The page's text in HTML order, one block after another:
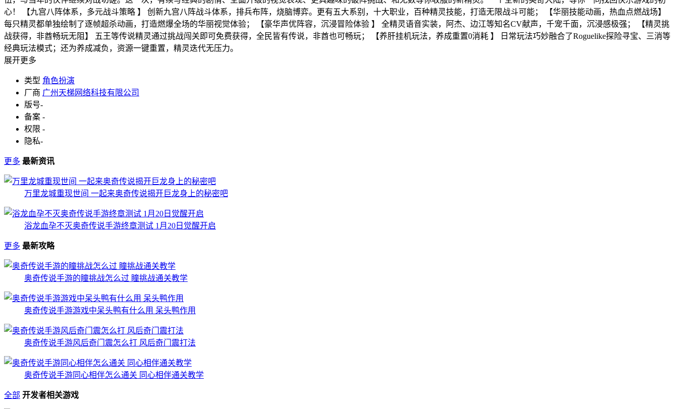
心！ 【九宫八阵体系，多元战斗策略 】 创新九宫八阵战斗体系，排兵布阵，烧脑博弈。更有五大系别，十大职业，百种精灵技能，打造无限战斗可能； 【华丽技能动画，热血点燃战场】
每只精灵都单独绘制了逐帧超杀动画，打造燃爆全场的华丽视觉体验； 【豪华声优阵容，沉浸冒险体验 】 全精灵语音实装，阿杰、边江等知名CV献声，千宠千面，沉浸感极强； 【精灵挑
战获得，非酋畅玩无阻】 五王等传说精灵通过挑战闯关即可免费获得，全民皆有传说，非酋也可畅玩； 【养肝挂机玩法，养成重置0消耗 】 日常玩法巧妙融合了Roguelike探险寻宝、三消等
经典玩法模式；还为养成减负，资源一键重置，精灵迭代无压力。
展开更多
类型 角色扮演
厂商 广州天梯网络科技有限公司
版号-
备案 -
权限 -
隐私-
更多 最新资讯
万里龙城重现世间 一起来奥奇传说揭开巨龙身上的秘密吧
浴龙血孕不灭奥奇传说手游终章测试 1月20日觉醒开启
更多 最新攻略
奥奇传说手游的瞳挑战怎么过 瞳挑战通关教学
奥奇传说手游游戏中呆头鸭有什么用 呆头鸭作用
奥奇传说手游风后奇门震怎么打 风后奇门震打法
奥奇传说手游同心相伴怎么通关 同心相伴通关教学
全部 开发者相关游戏